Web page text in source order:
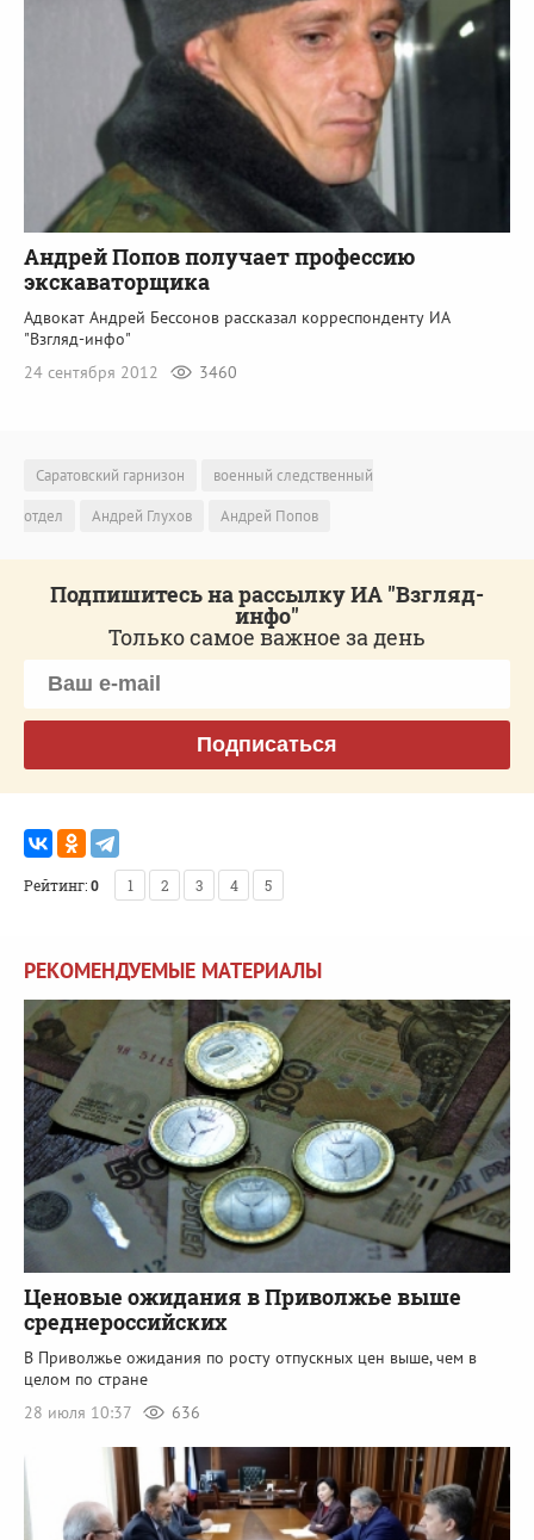
Андрей Попов получает профессию
экскаваторщика
Адвокат Андрей Бессонов рассказал корреспонденту ИА
"Взгляд-инфо"
24 сентября 2012
3460
Саратовский гарнизон
военный следственный
отдел
Андрей Глухов Андрей Попов
Подпишитесь на рассылку ИА "Взгляд-
инфо"
Только самое важное за день
Подписаться
Рейтинг:0 1 2 3 4 5
РЕКОМЕНДУЕМЫЕ МАТЕРИАЛЫ
Ценовые ожидания в Приволжье выше
среднероссийских
В Приволжье ожидания по росту отпускных цен выше, чем в
целом по стране
28 июля 10:37
636